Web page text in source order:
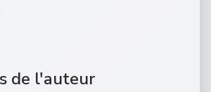
de l'auteur